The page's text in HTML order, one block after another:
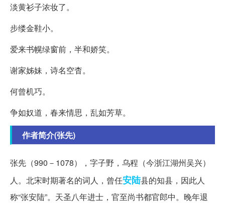
淡黄衫子浓妆了。
步缕金鞋小。
爱来书幌绿窗前，半和娇笑。
谢家姊妹，诗名空杳。
何曾机巧。
争如奴道，春来情思，乱如芳草。
作者简介(张先)
张先（990－1078），字子野，乌程（今浙江湖州吴兴）
人。北宋时期著名的词人，曾任安陆县的知县，因此人
称“张安陆”。天圣八年进士，官至尚书都官郎中。晚年退